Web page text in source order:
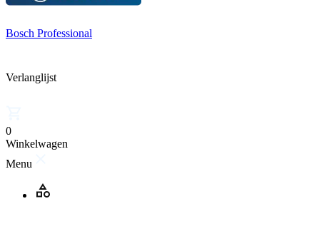
Bosch Professional
Verlanglijst
0
Winkelwagen
Menu